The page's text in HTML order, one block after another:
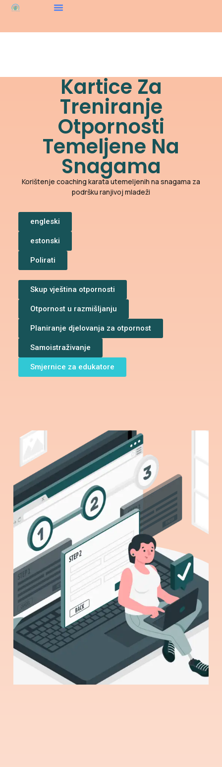
Kartice Za
Treniranje
Otpornosti
Temeljene Na
Snagama
Korištenje coaching karata utemeljenih na snagama za
podršku ranjivoj mladeži
engleski
estonski
Polirati
Skup vještina otpornosti
Otpornost u razmišljanju
Planiranje djelovanja za otpornost
Samoistraživanje
Smjernice za edukatore